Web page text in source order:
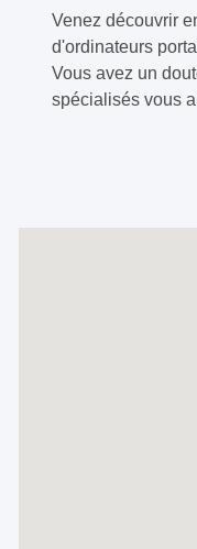
Venez découvrir
d'ordinateurs
Vous avez un
spécialisés vous